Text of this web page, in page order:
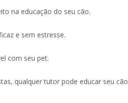
na educação do seu cão.
e sem estresse.
com seu pet.
qualquer tutor pode educar seu cão